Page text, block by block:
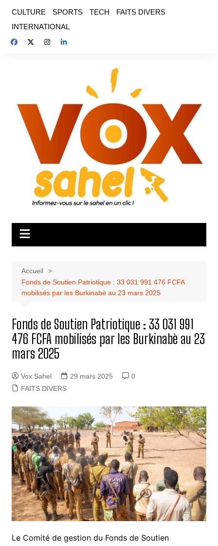
contenu
CULTURE SPORTS TECH
FAITS DIVERS
INTERNATIONAL
Accueil
Fonds de Soutien Patriotique : 33 031 991 476 FCFA
mobilisés par les Burkinabè au 23 mars 2025
Fonds de Soutien Patriotique : 33 031 991
476 FCFA mobilisés par les Burkinabè au 23
mars 2025
Vox Sahel 29 mars 2025
0
FAITS DIVERS
Le Comité de gestion du Fonds de Soutien